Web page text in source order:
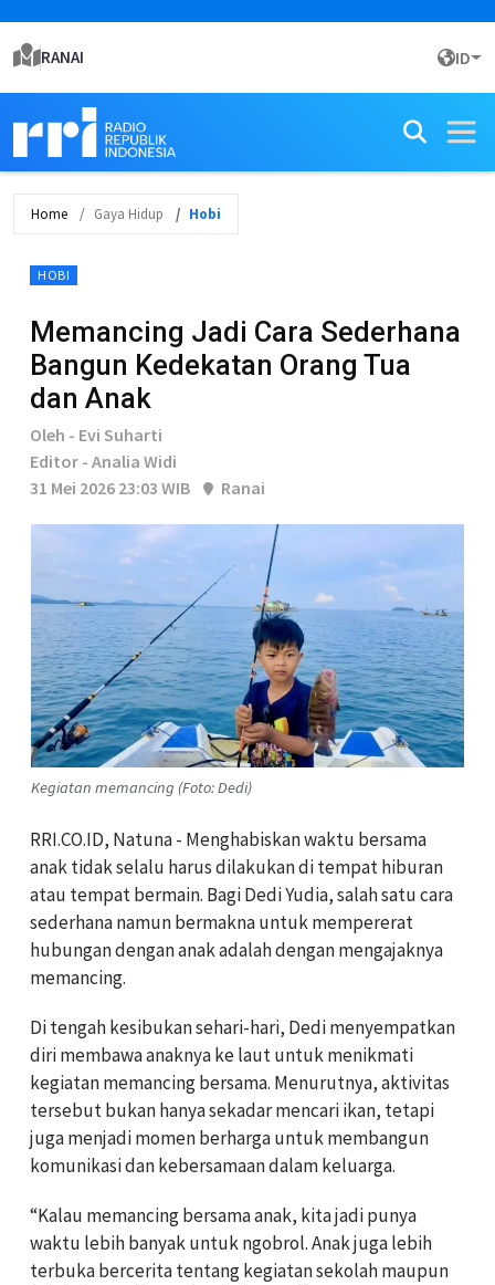
RANAI ID
Home Gaya Hidup Hobi
HOBI
Memancing Jadi Cara Sederhana
Bangun Kedekatan Orang Tua
dan Anak
Oleh - Evi Suharti
Editor - Analia Widi
31 Mei 2026 23:03 WIB
Ranai
Kegiatan memancing (Foto: Dedi)
RRI.CO.ID, Natuna - Menghabiskan waktu bersama
anak tidak selalu harus dilakukan di tempat hiburan
atau tempat bermain. Bagi Dedi Yudia, salah satu cara
sederhana namun bermakna untuk mempererat
hubungan dengan anak adalah dengan mengajaknya
memancing.
Di tengah kesibukan sehari-hari, Dedi menyempatkan
diri membawa anaknya ke laut untuk menikmati
kegiatan memancing bersama. Menurutnya, aktivitas
tersebut bukan hanya sekadar mencari ikan, tetapi
juga menjadi momen berharga untuk membangun
komunikasi dan kebersamaan dalam keluarga.
“Kalau memancing bersama anak, kita jadi punya
waktu lebih banyak untuk ngobrol. Anak juga lebih
terbuka bercerita tentang kegiatan sekolah maupun